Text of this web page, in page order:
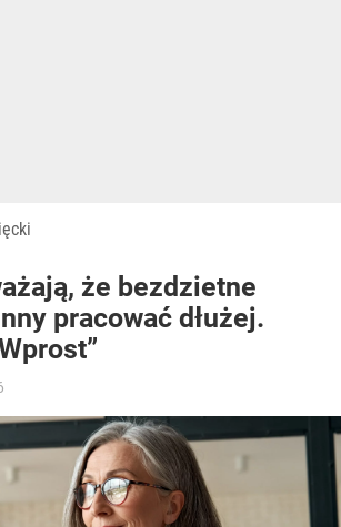
że bezdzietne
pracować dłużej.